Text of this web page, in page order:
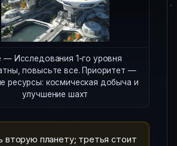
— Исследования 1-го уровня
повысьте все. Приоритет —
ресурсы: космическая добыча и
улучшение шахт
планету; третья стоит